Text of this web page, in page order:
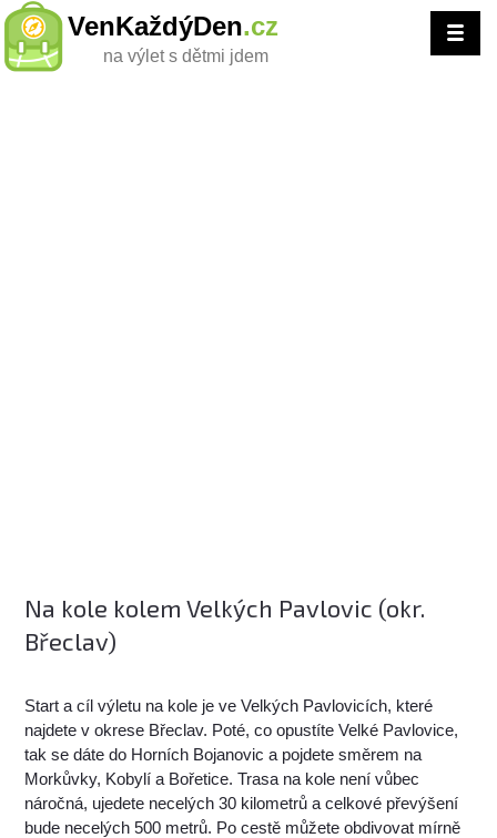
VenKaždýDen.cz
na výlet s dětmi jdem
Na kole kolem Velkých Pavlovic (okr.
Břeclav)
Start a cíl výletu na kole je ve Velkých Pavlovicích, které
najdete v okrese Břeclav. Poté, co opustíte Velké Pavlovice,
tak se dáte do Horních Bojanovic a pojdete směrem na
Morkůvky, Kobylí a Bořetice. Trasa na kole není vůbec
náročná, ujedete necelých 30 kilometrů a celkové převýšení
bude necelých 500 metrů. Po cestě můžete obdivovat mírně